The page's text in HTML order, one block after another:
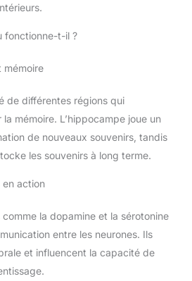
fonctionne-t-il ?
mémoire
de différentes régions qui
mémoire. L’hippocampe joue un
de nouveaux souvenirs, tandis
les souvenirs à long terme.
en action
la dopamine et la sérotonine
entre les neurones. Ils
et influencent la capacité de